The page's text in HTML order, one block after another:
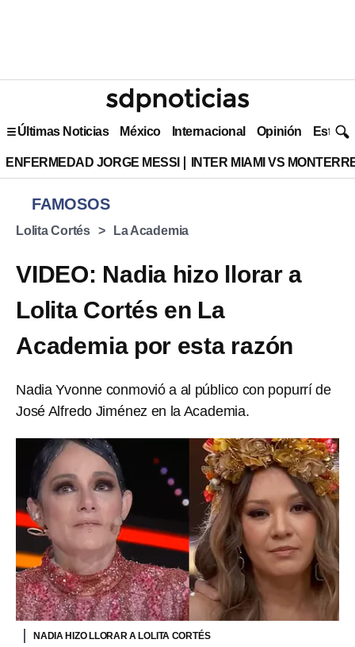
Últimas Noticias México Internacional Opinión Estilo
ENFERMEDAD JORGE MESSI INTER MIAMI VS
FAMOSOS
Lolita Cortés La Academia
VIDEO: Nadia hizo llorar a
Lolita Cortés en La
Academia por esta razón
Nadia Yvonne conmovió a al público con popurrí de
José Alfredo Jiménez en la Academia.
NADIA HIZO LLORAR A LOLITA CORTÉS